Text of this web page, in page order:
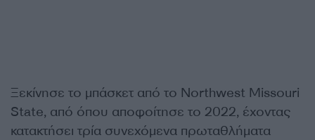
Ξεκίνησε το μπάσκετ από το Νorthwest Missouri
State, από όπου αποφοίτησε το 2022, έχοντας
κατακτήσει τρία συνεχόμενα πρωταθλήματα